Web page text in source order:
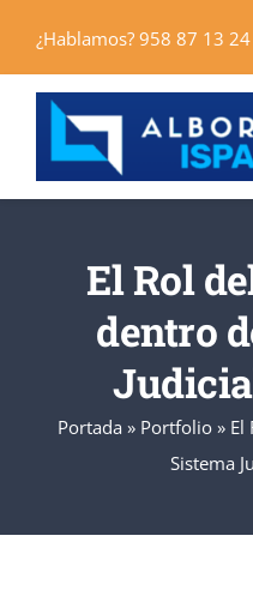
contenido
¿Hablamos? 958 87 13 24
El Rol
dentro
Portada » Portfolio » El
Sistema